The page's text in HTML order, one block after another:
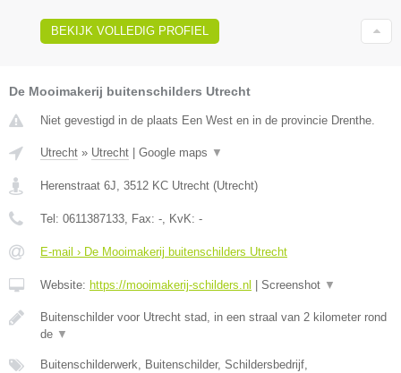
BEKIJK VOLLEDIG PROFIEL
De Mooimakerij buitenschilders Utrecht
Niet gevestigd in de plaats Een West en in de provincie Drenthe.
Utrecht » Utrecht Google maps ▼
Herenstraat 6J, 3512 KC Utrecht (Utrecht)
Tel: 0611387133, Fax: -, KvK: -
E-mail › De Mooimakerij buitenschilders Utrecht
Website: https://mooimakerij-schilders.nl Screenshot ▼
Buitenschilder voor Utrecht stad, in een straal van 2 kilometer rond
de ▼
Buitenschilderwerk, Buitenschilder, Schildersbedrijf,